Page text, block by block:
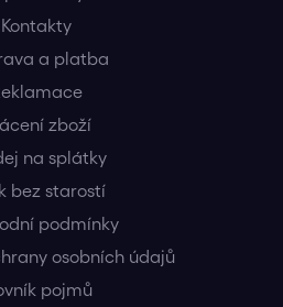
Kontakty
a platba
zboží
na splátky
bez starostí
podmínky
osobních údajů
pojmů